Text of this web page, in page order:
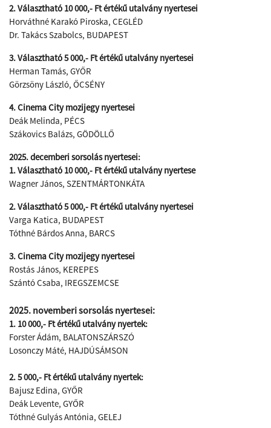
2. Választható 10 000,- Ft értékű utalvány nyertesei
Horváthné Karakó Piroska, CEGLÉD
Dr. Takács Szabolcs, BUDAPEST
3. Választható 5 000,- Ft értékű utalvány nyertesei
Herman Tamás, GYŐR
Görzsöny László, ŐCSÉNY
4. Cinema City mozijegy nyertesei
Deák Melinda, PÉCS
Szákovics Balázs, GÖDÖLLŐ
2025. decemberi sorsolás nyertesei:
1. Választható 10 000,- Ft értékű utalvány nyertese
Wagner János, SZENTMÁRTONKÁTA
2. Választható 5 000,- Ft értékű utalvány nyertesei
Varga Katica, BUDAPEST
Tóthné Bárdos Anna, BARCS
3. Cinema City mozijegy nyertesei
Rostás János, KEREPES
Szántó Csaba, IREGSZEMCSE
2025. novemberi sorsolás nyertesei:
1. 10 000,- Ft értékű utalvány nyertek:
Forster Ádám, BALATONSZÁRSZÓ
Losonczy Máté, HAJDÚSÁMSON
2. 5 000,- Ft értékű utalvány nyertek:
Bajusz Edina, GYŐR
Deák Levente, GYŐR
Tóthné Gulyás Antónia, GELEJ